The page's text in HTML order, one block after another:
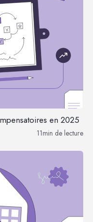
en 2025
11min de lecture